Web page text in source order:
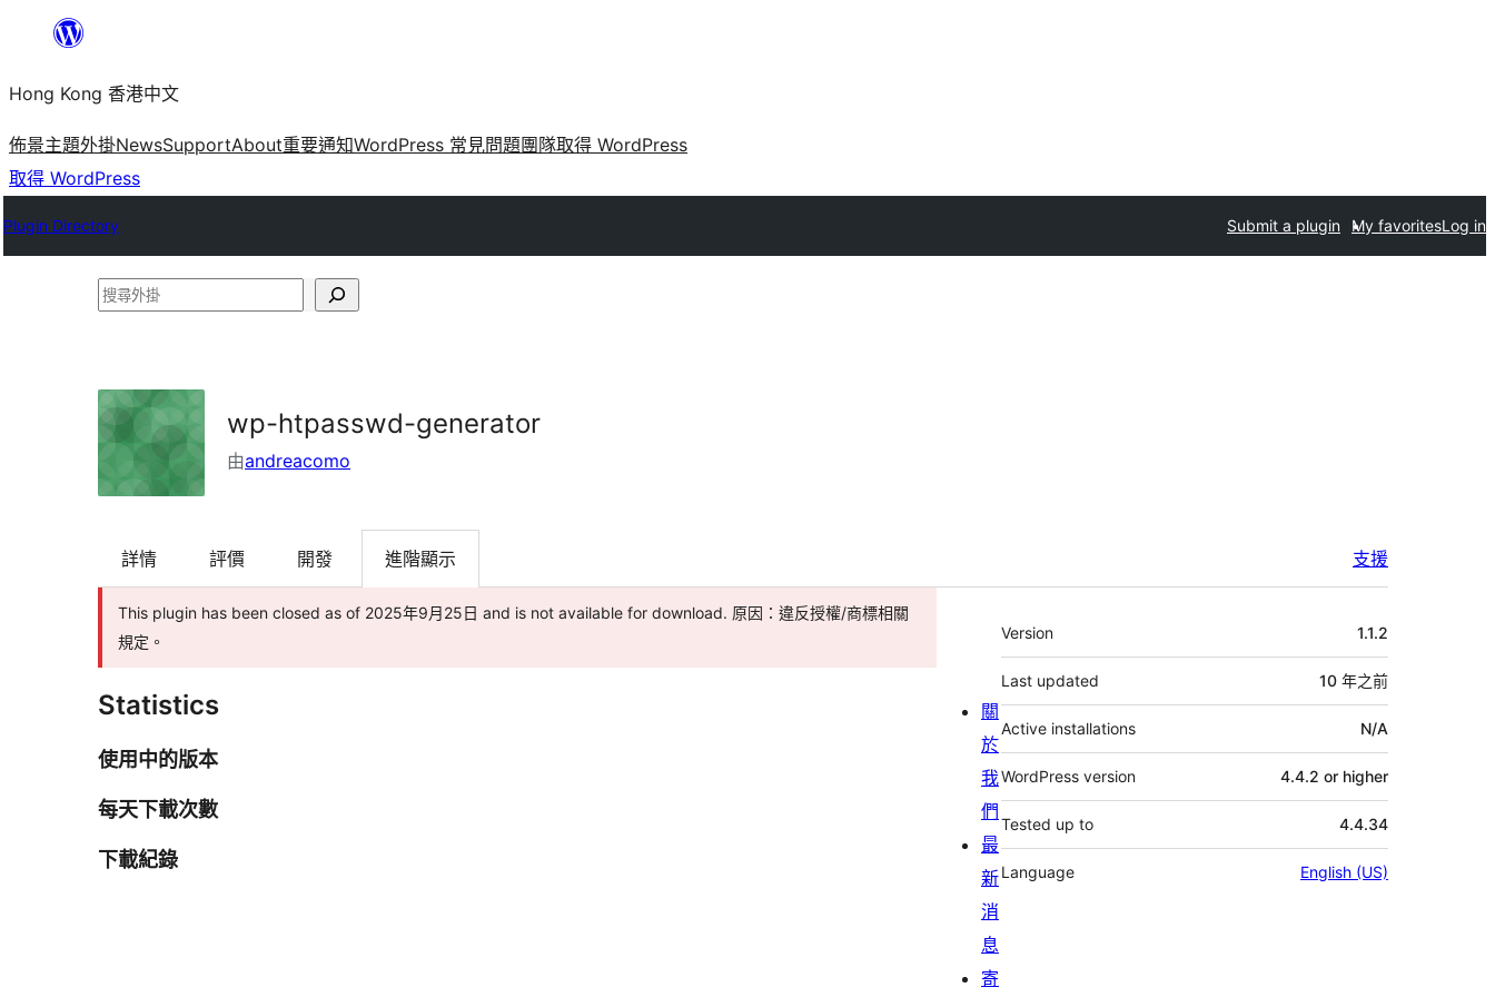
主
要
內
容
Hong Kong 香港中文
佈景主題外掛NewsSupportAbout重要通知WordPress 常見問題團隊取得 WordPress
取得 WordPress
Plugin Directory Submit a plugin My favoritesLog in
搜
掛
wp-htpasswd-generator
由andreacomo
詳情 評價 開發 進階顯示 支援
This plugin has been closed as of 2025年9月25日 and is not available for download. 原因：違反授權/商標相關
規定。
Statistics
使用中的版本
每天下載次數
下載紀錄
其
它
Version 1.1.2
Last updated 10 年之前
Active installations N/A
WordPress version 4.4.2 or higher
Tested up to 4.4.34
Language English (US)
關
於
我
們
最
新
消
息
寄